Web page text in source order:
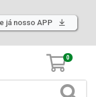
já nosso APP
0